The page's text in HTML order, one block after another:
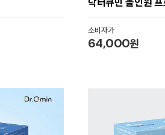
소비자가
64,000원